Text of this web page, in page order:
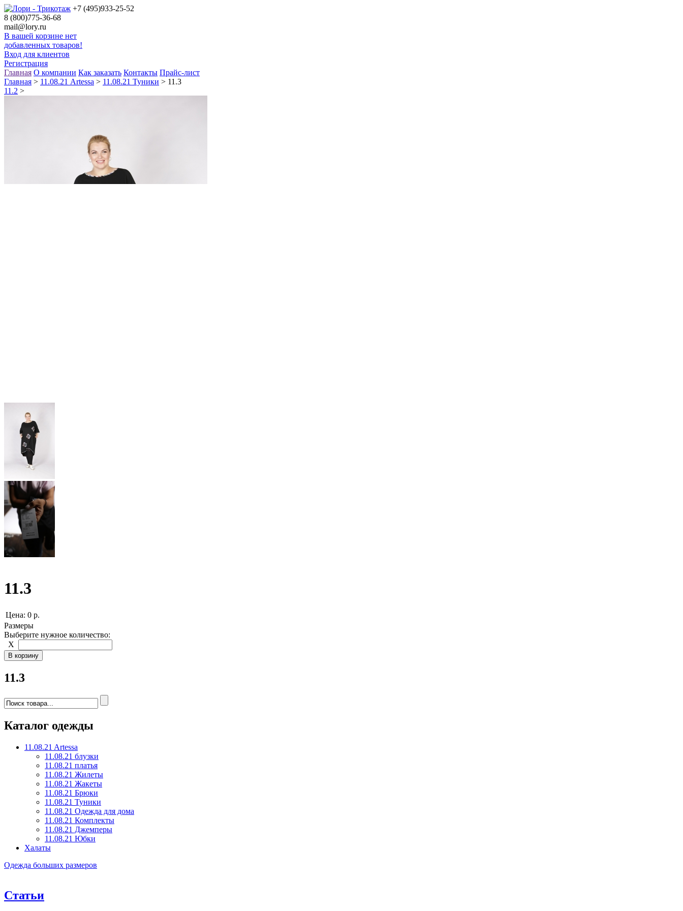
+7 (495)933-25-52
8 (800)775-36-68
mail@lory.ru
В вашей корзине нет
добавленных товаров!
Вход для клиентов
Регистрация
Главная О компании Как заказать Контакты Прайс-лист
Главная > 11.08.21 Artessa > 11.08.21 Туники > 11.3
11.2 >
11.3
Цена: 0 р.
Размеры
Выберите нужное количество:
Х
11.3
Каталог одежды
11.08.21 Artessa
11.08.21 блузки
11.08.21 платья
11.08.21 Жилеты
11.08.21 Жакеты
11.08.21 Брюки
11.08.21 Туники
11.08.21 Одежда для дома
11.08.21 Комплекты
11.08.21 Джемперы
11.08.21 Юбки
Халаты
Одежда больших размеров
Статьи